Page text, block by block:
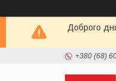
Доброго
+380 (68)